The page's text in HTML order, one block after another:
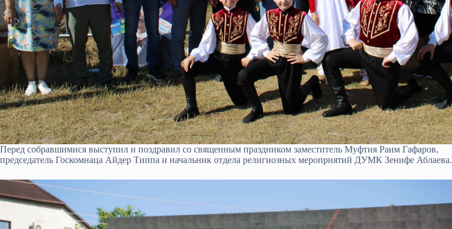
Перед собравшимися выступил и поздравил со священным праздником заместитель Муфтия Раим Гафаров,
председатель Госкомнаца Айдер Типпа и начальник отдела религиозных мероприятий ДУМК Зенифе Аблаева.